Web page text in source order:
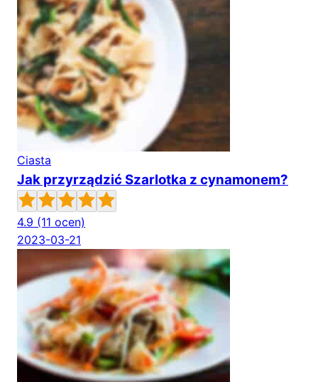
Ciasta
Jak przyrządzić Szarlotka z cynamonem?
4.9 (11 ocen)
2023-03-21